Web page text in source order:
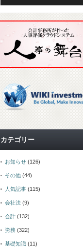
カテゴリー
お知らせ (126)
その他 (44)
人気記事 (115)
会社法 (9)
会計 (132)
労務 (322)
基礎知識 (11)